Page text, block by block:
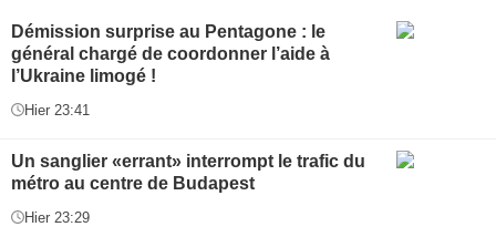
Démission surprise au Pentagone : le
général chargé de coordonner l’aide à
l’Ukraine limogé !
Hier 23:41
Un sanglier «errant» interrompt le trafic du
métro au centre de Budapest
Hier 23:29